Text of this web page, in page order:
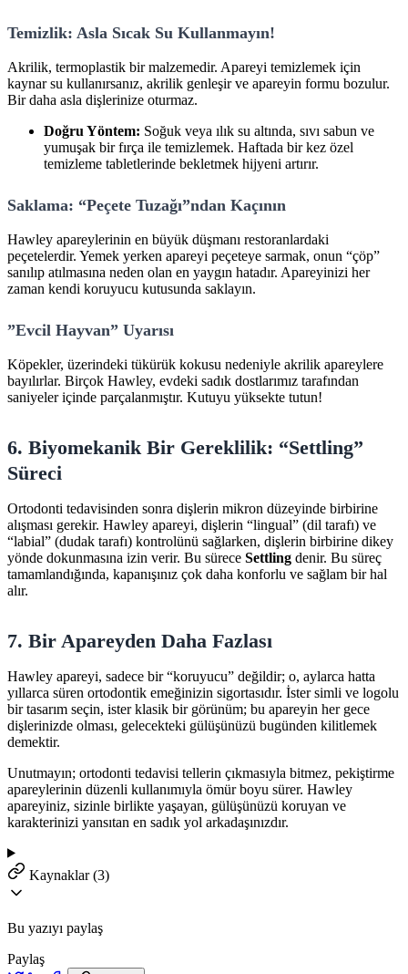
Temizlik: Asla Sıcak Su Kullanmayın!
Akrilik, termoplastik bir malzemedir. Apareyi temizlemek için
kaynar su kullanırsanız, akrilik genleşir ve apareyin formu bozulur.
Bir daha asla dişlerinize oturmaz.
Doğru Yöntem: Soğuk veya ılık su altında, sıvı sabun ve
yumuşak bir fırça ile temizlemek. Haftada bir kez özel
temizleme tabletlerinde bekletmek hijyeni artırır.
Saklama: “Peçete Tuzağı”ndan Kaçının
Hawley apareylerinin en büyük düşmanı restoranlardaki
peçetelerdir. Yemek yerken apareyi peçeteye sarmak, onun “çöp”
sanılıp atılmasına neden olan en yaygın hatadır. Apareyinizi her
zaman kendi koruyucu kutusunda saklayın.
”Evcil Hayvan” Uyarısı
Köpekler, üzerindeki tükürük kokusu nedeniyle akrilik apareylere
bayılırlar. Birçok Hawley, evdeki sadık dostlarımız tarafından
saniyeler içinde parçalanmıştır. Kutuyu yüksekte tutun!
6. Biyomekanik Bir Gereklilik: “Settling”
Süreci
Ortodonti tedavisinden sonra dişlerin mikron düzeyinde birbirine
alışması gerekir. Hawley apareyi, dişlerin “lingual” (dil tarafı) ve
“labial” (dudak tarafı) kontrolünü sağlarken, dişlerin birbirine dikey
yönde dokunmasına izin verir. Bu sürece Settling denir. Bu süreç
tamamlandığında, kapanışınız çok daha konforlu ve sağlam bir hal
alır.
7. Bir Apareyden Daha Fazlası
Hawley apareyi, sadece bir “koruyucu” değildir; o, aylarca hatta
yıllarca süren ortodontik emeğinizin sigortasıdır. İster simli ve logolu
bir tasarım seçin, ister klasik bir görünüm; bu apareyin her gece
dişlerinizde olması, gelecekteki gülüşünüzü bugünden kilitlemek
demektir.
Unutmayın; ortodonti tedavisi tellerin çıkmasıyla bitmez, pekiştirme
apareylerinin düzenli kullanımıyla ömür boyu sürer. Hawley
apareyiniz, sizinle birlikte yaşayan, gülüşünüzü koruyan ve
karakterinizi yansıtan en sadık yol arkadaşınızdır.
Kaynaklar (3)
Bu yazıyı paylaş
Paylaş